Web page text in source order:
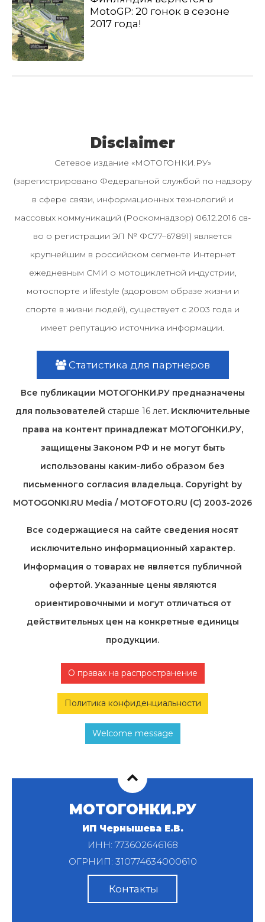
MotoGP: 20 гонок в сезоне
2017 года!
Disclaimer
Сетевое издание «МОТОГОНКИ.РУ»
(зарегистрировано Федеральной службой по надзору
в сфере связи, информационных технологий и
массовых коммуникаций (Роскомнадзор) 06.12.2016 св-
во о регистрации ЭЛ № ФС77–67891) является
крупнейшим в российском сегменте Интернет
ежедневным СМИ о мотоциклетной индустрии,
мотоспорте и lifestyle (здоровом образе жизни и
спорте в жизни людей), существует с 2003 года и
имеет репутацию источника информации.
Статистика для партнеров
Все публикации МОТОГОНКИ.РУ предназначены
для пользователей старше 16 лет. Исключительные
права на контент принадлежат МОТОГОНКИ.РУ,
защищены Законом РФ и не могут быть
использованы каким-либо образом без
письменного согласия владельца. Copyright by
MOTOGONKI.RU Media / MOTOFOTO.RU (C) 2003-2026
Все содержащиеся на cайте сведения носят
исключительно информационный характер.
Информация о товарах не является публичной
офертой. Указанные цены являются
ориентировочными и могут отличаться от
действительных цен на конкретные единицы
продукции.
О правах на распространение
Политика конфиденциальности
Welcome message
МОТОГОНКИ.РУ
ИП Чернышева Е.В.
ИНН: 773602646168
ОГРНИП: 310774634000610
Контакты